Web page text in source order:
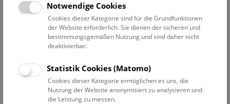
Datumsfilter
16.9.2019
Datum auswählen
Erweiterte Suche
Notwendige Cookies
Cookies dieser Kategorie sind für die Grundfunktionen
der Website erforderlich. Sie dienen der sicheren und
bestimmungsgemäßen Nutzung und sind daher nicht
deaktivierbar.
Statistik Cookies (Matomo)
Cookies dieser Kategorie ermöglichen es uns, die
Nutzung der Website anonymisiert zu analysieren und
die Leistung zu messen.